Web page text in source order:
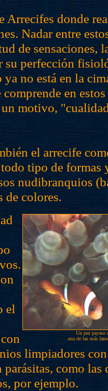
Arrecifes donde
Nadar entre
de sensaciones,
su perfección
ya no está en la
en
motivo,
el arrecife
tipo de formas
nudibranquios
de colores.
Un pez payaso
una de las más
el
limpiadores
parásitas, como las
por ejemplo.